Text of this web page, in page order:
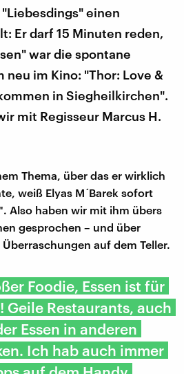
einen
Er darf 15 Minuten reden,
war die spontane
im Kino: "Thor: Love &
in Siegheilkirchen".
mit Regisseur Marcus H.
Thema, über das er wirklich
weiß Elyas M´Barek sofort
Also haben wir mit ihm übers
gesprochen – und über
auf dem Teller.
Foodie, Essen ist für
Geile Restaurants, auch
Essen in anderen
Ich hab auch immer